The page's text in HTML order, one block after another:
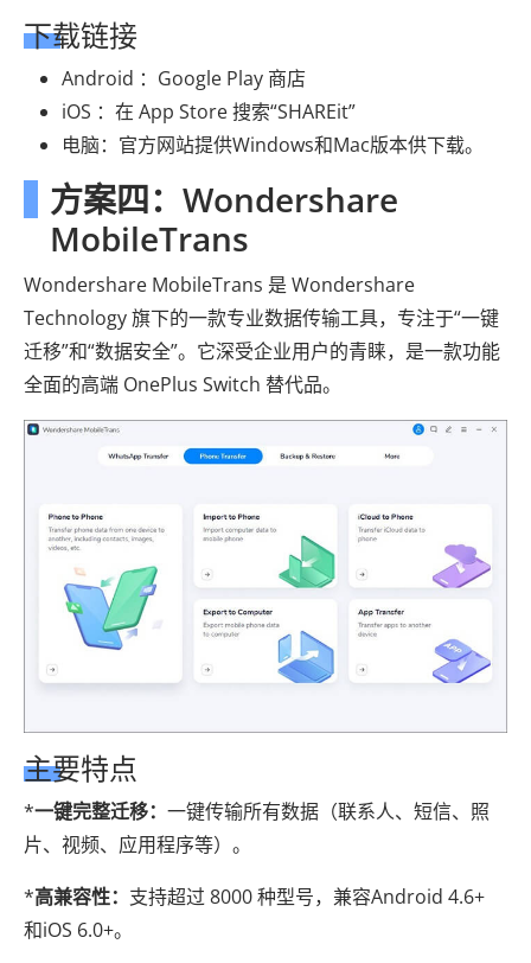
下载链接
Android ：Google Play 商店
iOS ：在 App Store 搜索“SHAREit”
电脑：官方网站提供Windows和Mac版本供下载。
方案四：Wondershare
MobileTrans
Wondershare MobileTrans 是 Wondershare
Technology 旗下的一款专业数据传输工具，专注于“一键
迁移”和“数据安全”。它深受企业用户的青睐，是一款功能
全面的高端 OnePlus Switch 替代品。
主要特点
*一键完整迁移： 一键传输所有数据（联系人、短信、照
片、视频、应用程序等）。
*高兼容性： 支持超过 8000 种型号，兼容Android 4.6+
和iOS 6.0+。